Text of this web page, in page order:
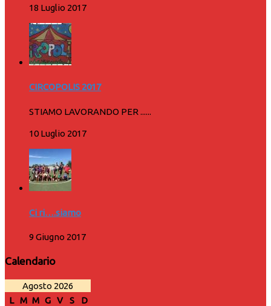
18 Luglio 2017
CIRCOPOLIS 2017
STIAMO LAVORANDO PER ......
10 Luglio 2017
Ci ri….siamo
9 Giugno 2017
Calendario
Agosto 2026
L M M G V S D